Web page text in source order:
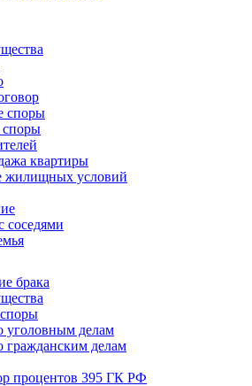
споры
споры
квартиры
жилищных условий
соседями
брака
уголовным делам
гражданским делам
процентов 395 ГК РФ